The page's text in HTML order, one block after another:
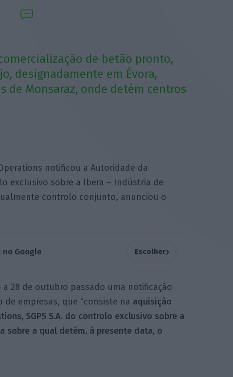
de betão pronto,
designadamente em Évora,
de Monsaraz, onde detém centros
notificou a Autoridade da
exclusivo sobre a Ibera – Indústria de
controlo conjunto, anunciou o
no Google Escolher›
a 28 de outubro passado uma notificação
de empresas, que “consiste na aquisição
SGPS S.A. do controlo exclusivo sobre a
sobre a qual detém, à presente data, o